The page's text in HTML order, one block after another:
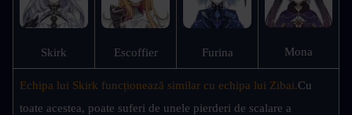
Skirk Escoffier Furina Mona
Echipa lui Skirk funcționează similar cu echipa lui Zibai.Cu
toate acestea, poate suferi de unele pierderi de scalare a